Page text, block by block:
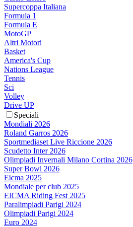
Supercoppa Italiana
Formula 1
Formula E
MotoGP
Altri Motori
Basket
America's Cup
Nations League
Tennis
Sci
Volley
Drive UP
Speciali
Mondiali 2026
Roland Garros 2026
Sportmediaset Live Riccione 2026
Scudetto Inter 2026
Olimpiadi Invernali Milano Cortina 2026
Super Bowl 2026
Eicma 2025
Mondiale per club 2025
EICMA Riding Fest 2025
Paralimpiadi Parigi 2024
Olimpiadi Parigi 2024
Euro 2024